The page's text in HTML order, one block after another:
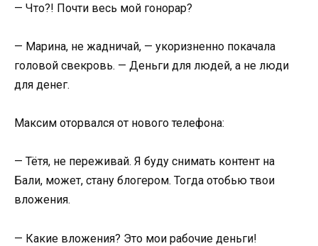
— Что?! Почти весь мой гонорар?
— Марина, не жадничай, — укоризненно покачала
головой свекровь. — Деньги для людей, а не люди
для денег.
Максим оторвался от нового телефона:
— Тётя, не переживай. Я буду снимать контент на
Бали, может, стану блогером. Тогда отобью твои
вложения.
— Какие вложения? Это мои рабочие деньги!